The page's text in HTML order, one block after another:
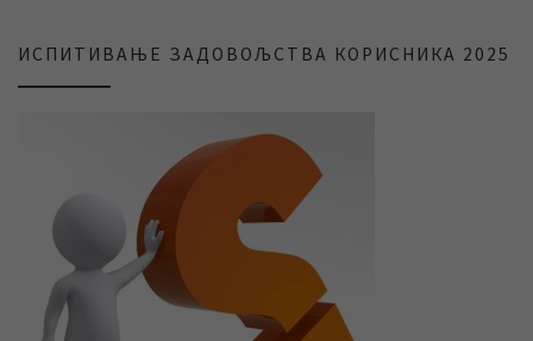
ИСПИТИВАЊЕ ЗАДОВОЉСТВА КОРИСНИКА 2025